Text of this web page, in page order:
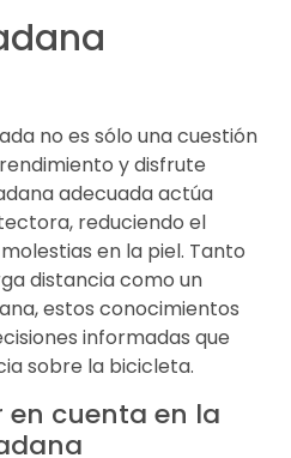
no es sólo una cuestión
y disfrute
adecuada actúa
reduciendo el
en la piel. Tanto
distancia como un
estos conocimientos
informadas que
sobre la bicicleta.
en cuenta en la